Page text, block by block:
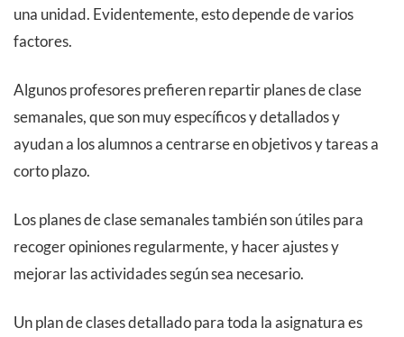
una unidad. Evidentemente, esto depende de varios
factores.
Algunos profesores prefieren repartir planes de clase
semanales, que son muy específicos y detallados y
ayudan a los alumnos a centrarse en objetivos y tareas a
corto plazo.
Los planes de clase semanales también son útiles para
recoger opiniones regularmente, y hacer ajustes y
mejorar las actividades según sea necesario.
Un plan de clases detallado para toda la asignatura es